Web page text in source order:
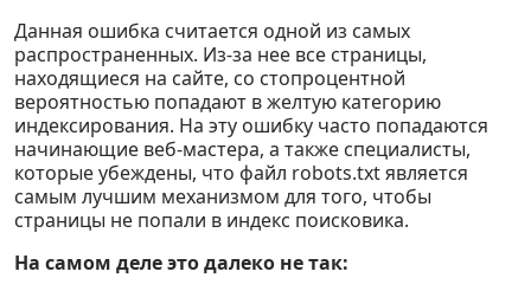
Данная ошибка считается одной из самых
распространенных. Из-за нее все страницы,
находящиеся на сайте, со стопроцентной
вероятностью попадают в желтую категорию
индексирования. На эту ошибку часто попадаются
начинающие веб-мастера, а также специалисты,
которые убеждены, что файл robots.txt является
самым лучшим механизмом для того, чтобы
страницы не попали в индекс поисковика.
На самом деле это далеко не так: